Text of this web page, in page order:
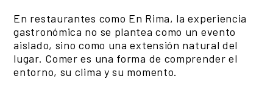
En restaurantes como En Rima, la experiencia
gastronómica no se plantea como un evento
aislado, sino como una extensión natural del
lugar. Comer es una forma de comprender el
entorno, su clima y su momento.